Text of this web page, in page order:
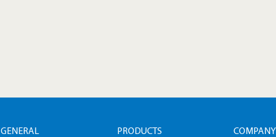
GENERAL PRODUCTS COMPANY